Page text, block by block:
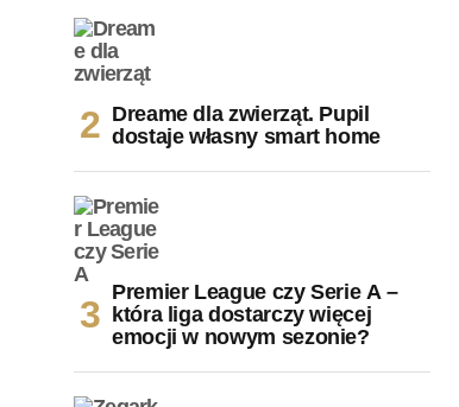
Dreame dla zwierząt. Pupil
dostaje własny smart home
Premier League czy Serie A –
która liga dostarczy więcej
emocji w nowym sezonie?